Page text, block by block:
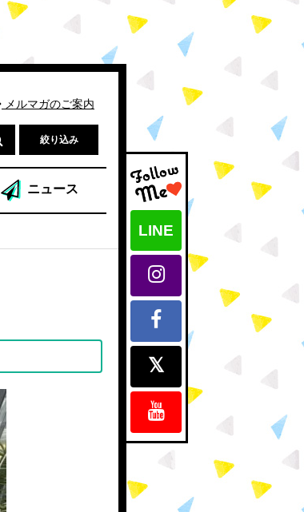
LINE
メルマガのご案内
絞り込み
ニュース